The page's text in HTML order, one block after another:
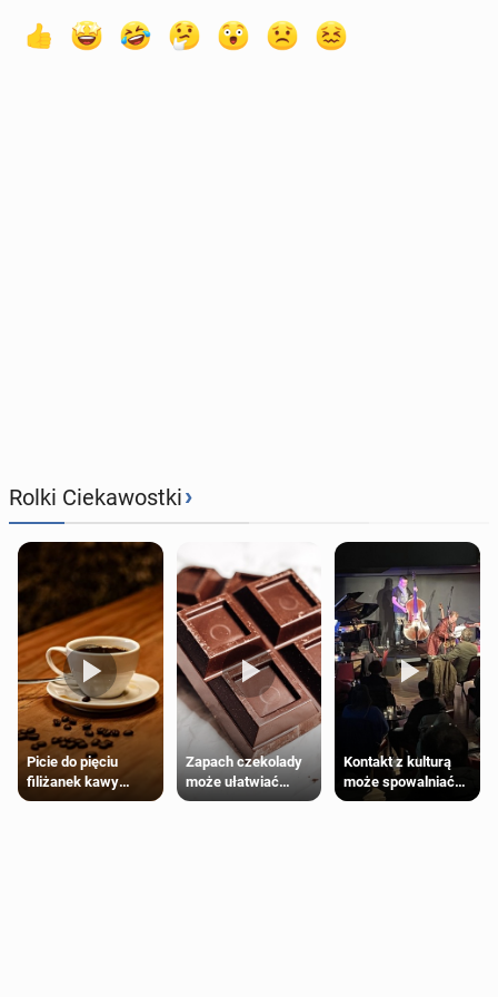
Rolki Ciekawostki›
Picie do pięciu
filiżanek kawy
dziennie jest
Zapach czekolady
może ułatwiać
trening siłowy
Kontakt z kulturą
może spowalniać
starzenie